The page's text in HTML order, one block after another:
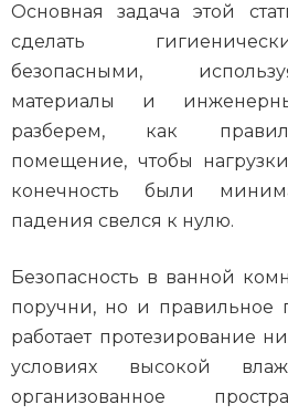
Основная задача этой
сделать
безопасными,
материалы и
разберем, как
помещение, чтобы
конечность были
падения свелся к нулю.
Безопасность в ванной
поручни, но и правильное
работает протезирование
условиях высокой
организованное